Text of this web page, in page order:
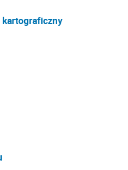
kartograficzny